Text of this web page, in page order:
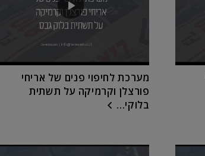
מערכת לחיפוי פנים של אריחי
פורצלן וקרמיקה על תשתית
בלוקי...